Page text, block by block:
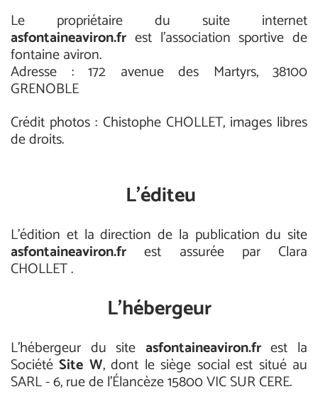
Le propriétaire du suite internet
asfontaineaviron.fr est l'association sportive de
fontaine aviron.
Adresse : 172 avenue des Martyrs, 38100
GRENOBLE
Crédit photos : Chistophe CHOLLET, images libres
de droits.
L'éditeur
L’édition et la direction de la publication du site
asfontaineaviron.fr est assurée par Clara
CHOLLET .
L'hébergeur
L'hébergeur du site asfontaineaviron.frest la
SociétéSite W, dont le siège social est situé au
SARL - 6, rue de l'Élancèze 15800 VIC SUR CERE.